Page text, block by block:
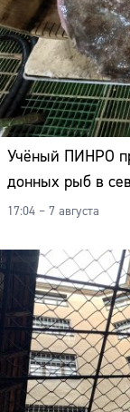
Учёный ПИНРО
донных рыб в
17:04 – 7 августа